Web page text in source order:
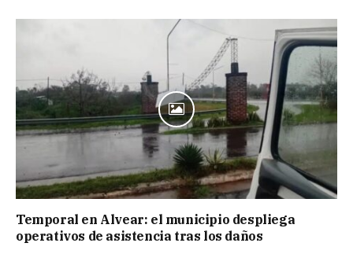
Temporal en Alvear: el municipio despliega
operativos de asistencia tras los daños